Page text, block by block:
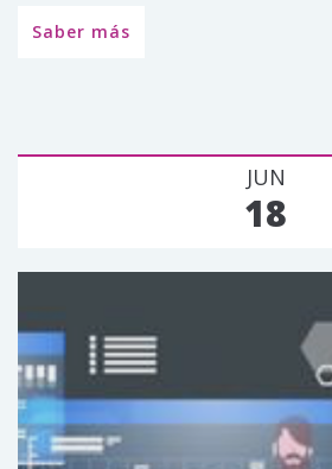
Saber más
JUN
18